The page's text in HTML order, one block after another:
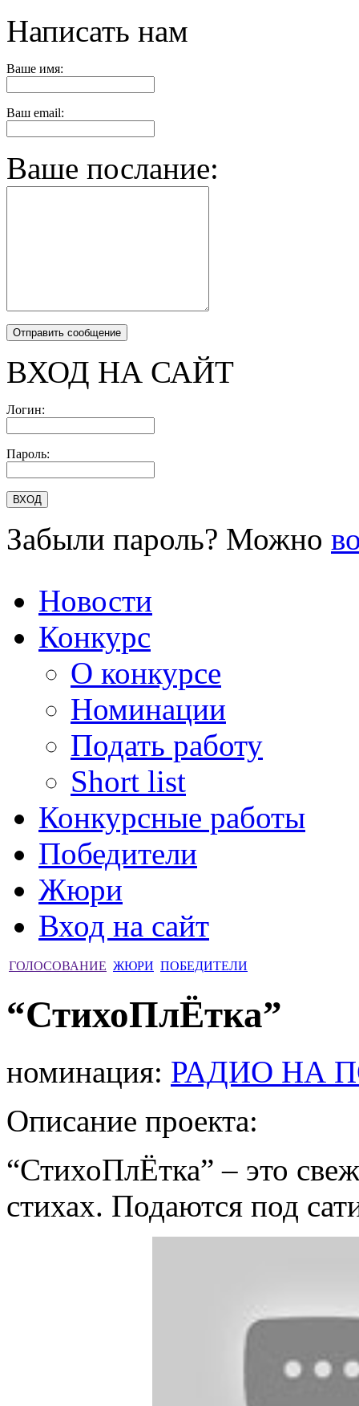
Написать нам
Ваше имя:
Ваш email:
Ваше послание:
ВХОД НА САЙТ
Логин:
Пароль:
Забыли пароль? Можно
Новости
Конкурс
О конкурсе
Номинации
Подать работу
Short list
Конкурсные работы
Победители
Жюри
Вход на сайт
ГОЛОСОВАНИЕ ЖЮРИ ПОБЕДИТЕЛИ
“СтихоПлЁтка”
номинация: РАДИО НА
Описание проекта:
“СтихоПлЁтка” – это
стихах. Подаются под